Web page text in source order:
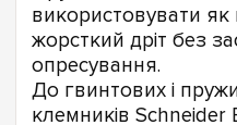
використовувати як
жорсткий дріт без
опресування.
До гвинтових і
клемників